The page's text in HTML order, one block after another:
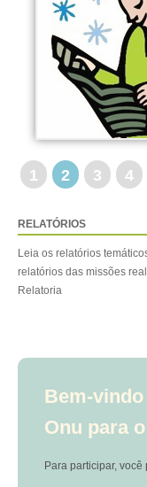
1 2 3 4
RELATÓRIOS
Leia os relatórios
relatórios das missões
Relatoria
Bem-
Onu para
Para participar, você